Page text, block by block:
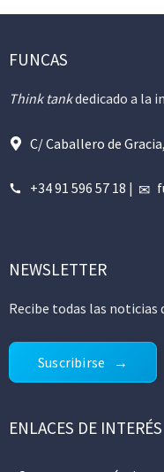
FUNCAS
Think tankdedicado a la
C/ Caballero de
+34 91 596 57 18 |
NEWSLETTER
Recibe todas las noticias
Suscribirse
ENLACES DE INTERÉS